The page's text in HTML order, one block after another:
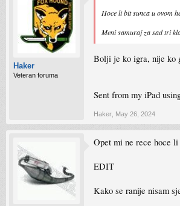
Haker
Veteran foruma
Hoce li bit sunca u ovom
Meni samuraj za sad tri
Bolji je ko igra, nije ko
Sent from my iPad
Haker May 26, 2024
Opet mi ne rece hoce
EDIT
Kako se ranije nisam